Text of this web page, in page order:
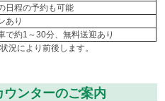
日程の予約も可能
あり
で約1～30分、無料送迎あり
況により前後します。
ンターのご案内